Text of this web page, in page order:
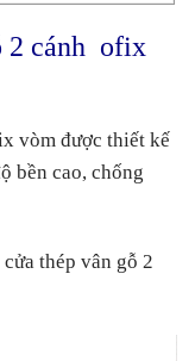
2 cánh ofix
vòm được thiết kế
bền cao, chống
thép vân gỗ 2